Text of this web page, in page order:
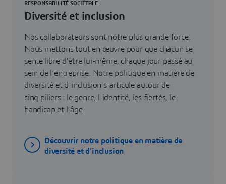
Diversité et inclusion
RESPONSABILITÉ SOCIÉTALE
Nos collaborateurs sont notre plus grande force.
Nous mettons tout en œuvre pour que chacun se
sente libre d’être lui-même, chaque jour passé au
sein de l’entreprise. Notre politique en matière de
diversité et d'inclusion s'articule autour de
cinq piliers : le genre, l'identité, les fiertés, le
handicap et l’âge.
Découvrir notre politique en matière de
diversité et d’inclusion